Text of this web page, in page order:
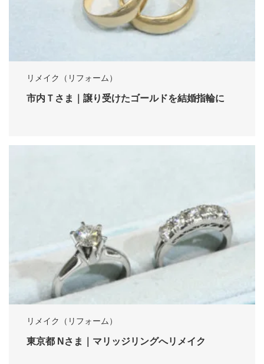
リメイク（リフォーム）
市内Ｔさま｜譲り受けたゴールドを結婚指輪に
リメイク（リフォーム）
東京都 Nさま｜マリッジリングへリメイク